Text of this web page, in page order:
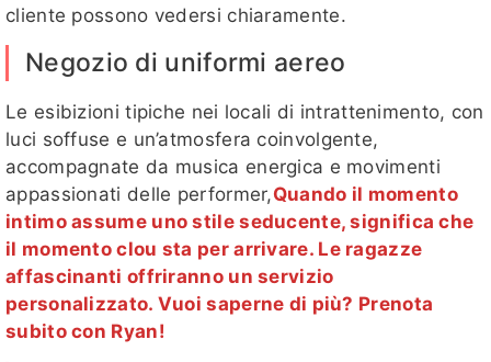
cliente possono vedersi chiaramente.
Negozio di uniformi aereo
Le esibizioni tipiche nei locali di intrattenimento, con
luci soffuse e un’atmosfera coinvolgente,
accompagnate da musica energica e movimenti
appassionati delle performer,Quando il momento
intimo assume uno stile seducente, significa che
il momento clou sta per arrivare. Le ragazze
affascinanti offriranno un servizio
personalizzato. Vuoi saperne di più? Prenota
subito con Ryan!